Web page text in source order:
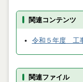
関連コンテンツ
令和５年度 工
関連ファイル